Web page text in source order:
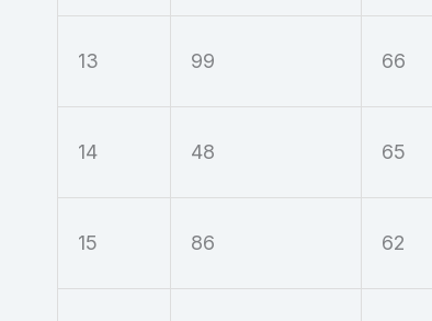
13 99 66
14 48 65
15 86 62